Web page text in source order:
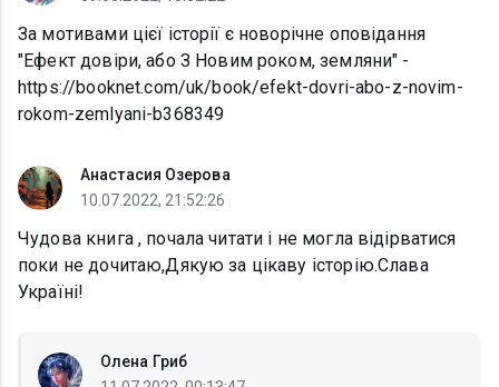
За мотивами цієї історії є новорічне оповідання
"Ефект довіри, або З Новим роком, земляни" -
https://booknet.com/uk/book/efekt-dovri-abo-z-novim-
rokom-zemlyani-b368349
Анастасия Озерова
10.07.2022, 21:52:26
Чудова книга , почала читати і не могла відірватися
поки не дочитаю,Дякую за цікаву історію.Слава
Україні!
Олена Гриб